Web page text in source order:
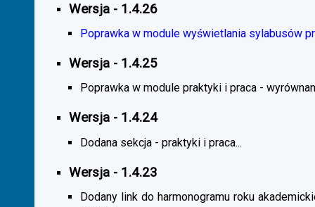
Wersja - 1.4.26
Poprawka w module wyświetlania sylabusów
Wersja - 1.4.25
Poprawka w module praktyki i praca -
Wersja - 1.4.24
Dodana sekcja - praktyki i praca...
Wersja - 1.4.23
Dodany link do harmonogramu roku